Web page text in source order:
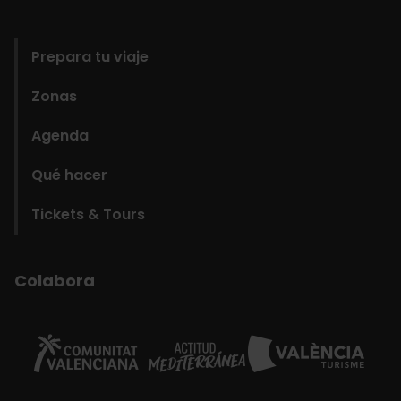
Prepara tu viaje
Zonas
Agenda
Qué hacer
Tickets & Tours
Colabora